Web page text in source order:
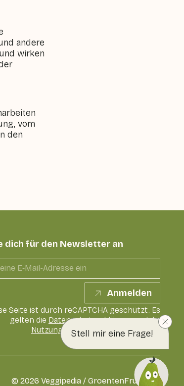
Stell mir eine Frage!
andere
wirken
vom
den
dich für den Newsletter an
Anmelden
Seite ist durch reCAPTCHA geschützt. Es
gelten die Datenschutzerklärungund die
Nutzungsbedingungenvon Google
© 2026 Veggipedia / GroentenFruit Huis